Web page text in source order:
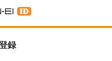
録